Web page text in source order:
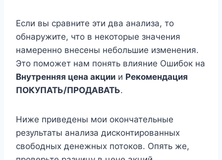
Если вы сравните эти два анализа, то
обнаружите, что в некоторые значения
намеренно внесены небольшие изменения.
Это поможет нам понять влияние Ошибок на
Внутренняя цена акции и Рекомендация
ПОКУПАТЬ/ПРОДАВАТЬ.
Ниже приведены мои окончательные
результаты анализа дисконтированных
свободных денежных потоков. Опять же,